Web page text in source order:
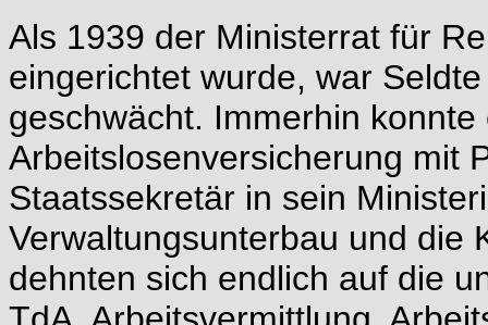
Als 1939 der Ministerrat für
eingerichtet wurde, war
geschwächt. Immerhin
Arbeitslosenversicherung mit
Staatssekretär in sein
Verwaltungsunterbau und die
dehnten sich endlich auf die